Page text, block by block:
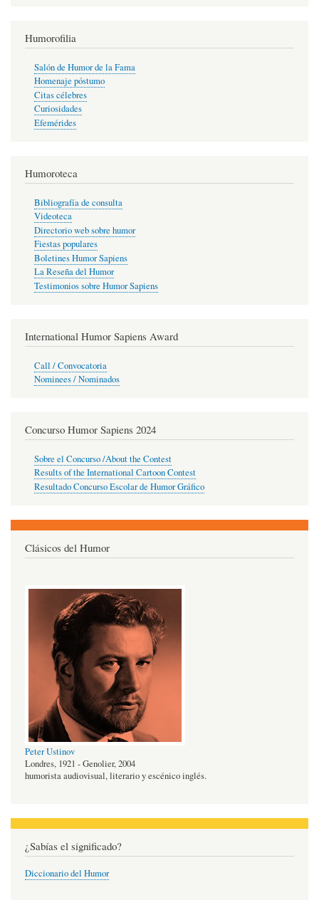
Humorofilia
Salón de Humor de la Fama
Homenaje póstumo
Citas célebres
Curiosidades
Efemérides
Humoroteca
Bibliografía de consulta
Videoteca
Directorio web sobre humor
Fiestas populares
Boletines Humor Sapiens
La Reseña del Humor
Testimonios sobre Humor Sapiens
International Humor Sapiens Award
Call / Convocatoria
Nominees / Nominados
Concurso Humor Sapiens 2024
Sobre el Concurso /About the Contest
Results of the International Cartoon Contest
Resultado Concurso Escolar de Humor Gráfico
Clásicos del Humor
Peter Ustinov
Londres, 1921 - Genolier, 2004
humorista audiovisual, literario y escénico inglés.
¿Sabías el significado?
Diccionario del Humor